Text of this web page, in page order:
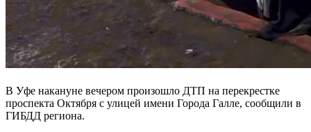
В Уфе накануне вечером произошло ДТП на перекрестке
проспекта Октября с улицей имени Города Галле, сообщили в
ГИБДД региона.